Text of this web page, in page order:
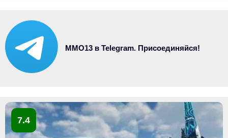
MMO13 в Telegram. Присоединяйся!
7.4